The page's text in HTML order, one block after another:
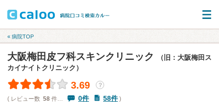
« 病院TOP
大阪梅田皮フ科スキンクリニック
（旧：大阪梅田ス
カイナイトクリニック）
3.69
？
( レビュー数 58 件… 0件 58件)